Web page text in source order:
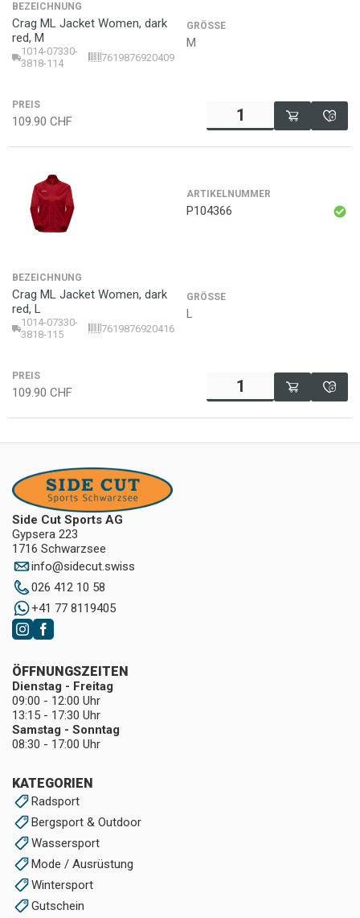
BEZEICHNUNG
Crag ML Jacket Women, dark
red, M
1014-07330-
3818-114
7619876920409
GRÖSSE
M
PREIS
109.90 CHF
ARTIKELNUMMER
P104366
BEZEICHNUNG
Crag ML Jacket Women, dark
red, L
1014-07330-
3818-115
7619876920416
GRÖSSE
L
PREIS
109.90 CHF
Side Cut Sports AG
Gypsera 223
1716 Schwarzsee
info@sidecut.swiss
026 412 10 58
+41 77 8119405
KATEGORIEN
Radsport
Bergsport & Outdoor
Wassersport
Mode / Ausrüstung
Wintersport
Gutschein
ÖFFNUNGSZEITEN
Dienstag - Freitag
09:00 - 12:00 Uhr
13:15 - 17:30 Uhr
Samstag - Sonntag
08:30 - 17:00 Uhr